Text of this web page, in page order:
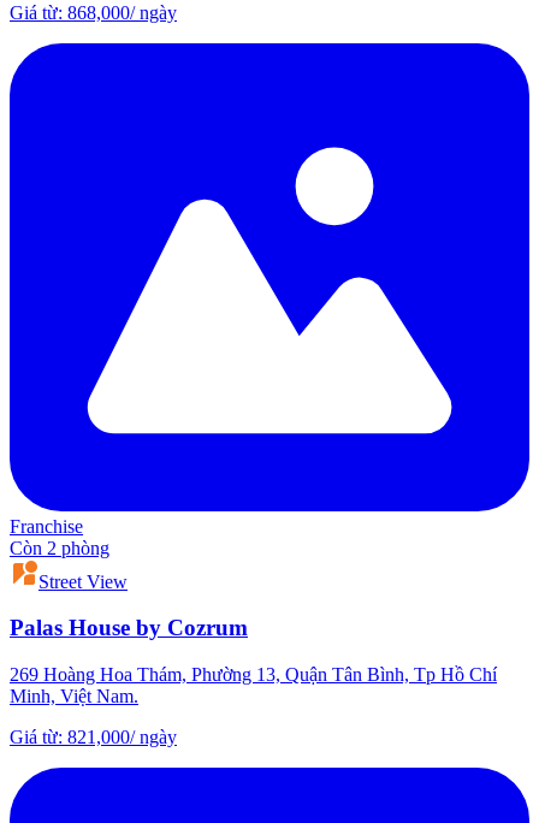
Giá từ: 868,000/ngày
Franchise
Còn 2 phòng
Street View
Palas House by Cozrum
269 Hoàng Hoa Thám, Phường 13, Quận Tân Bình, Tp Hồ Chí
Minh, Việt Nam.
Giá từ: 821,000/ngày